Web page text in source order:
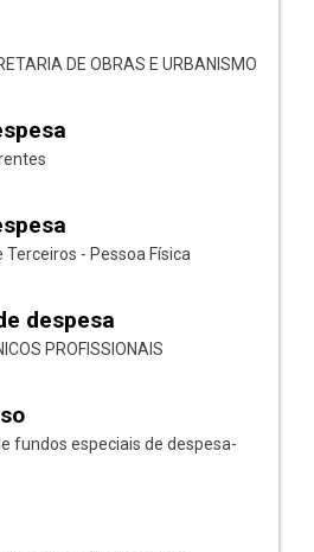
DE OBRAS E URBANISMO
- Pessoa Física
despesa
PROFISSIONAIS
fundos especiais de despesa-